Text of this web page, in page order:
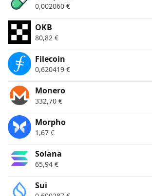
0,002060 €
OKB
80,82 €
Filecoin
0,620419 €
Monero
332,70 €
Morpho
1,67 €
Solana
65,94 €
Sui